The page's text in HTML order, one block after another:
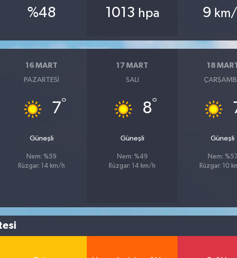
%48 1013 hpa 9
16 MART
PAZARTESI
7°
Güneşli
Nem: %59
Rüzgar: 14 km/h
17 MART
SALI
8°
Güneşli
Nem: %49
Rüzgar: 14 km/h
18
Güneşli
Nem:
Rüzgar: 10